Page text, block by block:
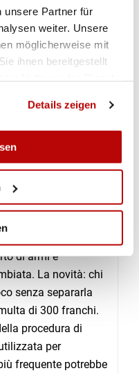
unsere Partner für
weiter. Unsere
möglicherweise mit
ihnen bereitgestellt
Details zeigen
eccezionale
persona che ne
delle due
TRASPORTO
in vigore una nuova
disciplinari. Qui di
conseguenze per
di armi e
La novità: chi
senza separarla
di 300 franchi.
procedura di
per
frequente potrebbe